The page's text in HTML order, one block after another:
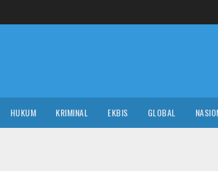
HUKUM KRIMINAL EKBIS GLOBAL